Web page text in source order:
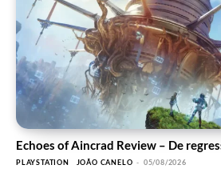
Echoes of Aincrad Review – De
PLAYSTATION JOÃO CANELO - 05/08/2026